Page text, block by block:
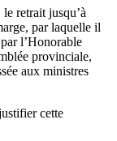
retrait jusqu’à
par laquelle il
l’Honorable
provinciale,
aux ministres
cette